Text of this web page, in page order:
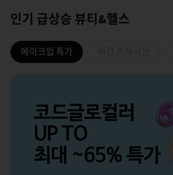
인기 급상승 뷰티&헬스
메이크업 특가